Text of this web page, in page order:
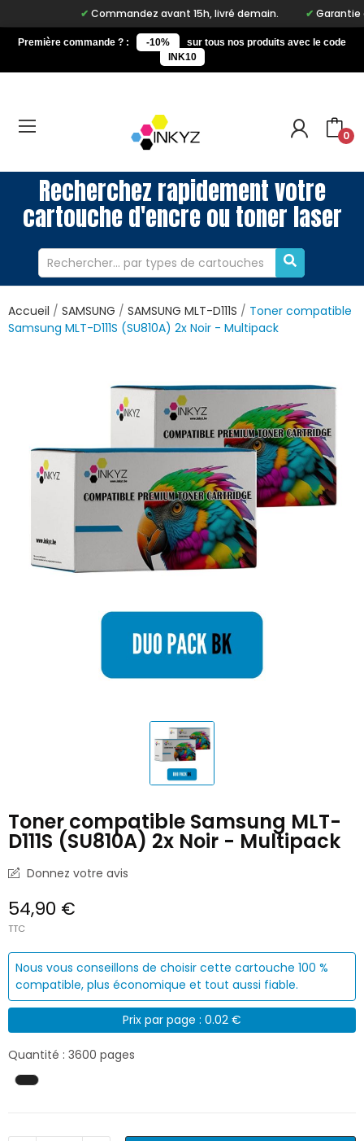
Commandez avant 15h, livré demain. Garantie à
Première commande ? : -10%
sur tous nos produits avec le code
INK10
0
Recherchez rapidement votre
cartouche d'encre ou toner laser
Accueil SAMSUNG SAMSUNG MLT-D111S
Toner compatible
Samsung MLT-D111S (SU810A) 2x Noir - Multipack
Toner compatible Samsung MLT-
D111S (SU810A) 2x Noir - Multipack
Donnez votre avis
54,90 €
TTC
Nous vous conseillons de choisir cette cartouche 100 %
compatible, plus économique et tout aussi fiable.
Prix par page : 0.02 €
Quantité : 3600 pages